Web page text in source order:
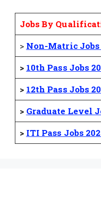
Jobs By
> Non-Matric Jobs
> 10th Pass Jobs
> 12th Pass Jobs
> Graduate Level
> ITI Pass Jobs